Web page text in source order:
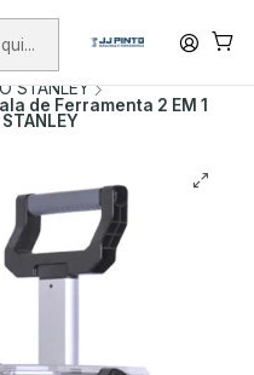
+75€ (excepto ilhas)
DE FERRAMENTA
STANLEY
de Ferramenta 2 EM 1